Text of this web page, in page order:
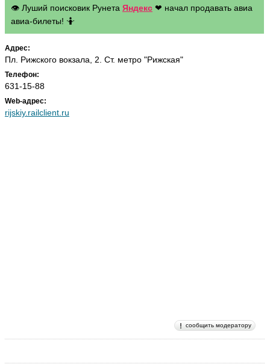
👁 Луший поисковик Рунета Яндекс ❤ начал продавать авиа
авиа-билеты! 🤷
Адрес:
Пл. Рижского вокзала, 2. Ст. метро "Рижская"
Телефон:
631-15-88
Web-адрес:
rijskiy.railclient.ru
сообщить модератору